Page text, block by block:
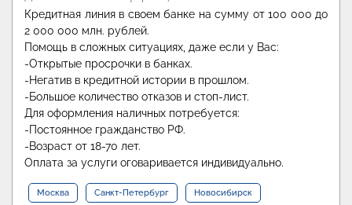
Кредитная линия в своем банке на сумму от 100 000 до
2 000 000 млн. рублей.
Помощь в сложных ситуациях, даже если у Вас:
-Открытые просрочки в банках.
-Негатив в кредитной истории в прошлом.
-Большое количество отказов и стоп-лист.
Для оформления наличных потребуется:
-Постоянное гражданство РФ.
-Возраст от 18-70 лет.
Оплата за услуги оговаривается индивидуально.
Москва Санкт-Петербург Новосибирск